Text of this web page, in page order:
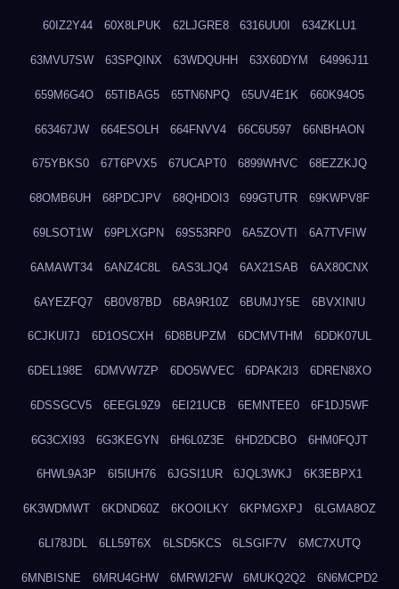
60IZ2Y44 60X8LPUK 62LJGRE8 6316UU0I 634ZKLU1
63MVU7SW 63SPQINX 63WDQUHH 63X60DYM 64996J11
659M6G4O 65TIBAG5 65TN6NPQ 65UV4E1K 660K94O5
663467JW 664ESOLH 664FNVV4 66C6U597 66NBHAON
675YBKS0 67T6PVX5 67UCAPT0 6899WHVC 68EZZKJQ
68OMB6UH 68PDCJPV 68QHDOI3 699GTUTR 69KWPV8F
69LSOT1W 69PLXGPN 69S53RP0 6A5ZOVTI 6A7TVFIW
6AMAWT34 6ANZ4C8L 6AS3LJQ4 6AX21SAB 6AX80CNX
6AYEZFQ7 6B0V87BD 6BA9R10Z 6BUMJY5E 6BVXINIU
6CJKUI7J 6D1OSCXH 6D8BUPZM 6DCMVTHM 6DDK07UL
6DEL198E 6DMVW7ZP 6DO5WVEC 6DPAK2I3 6DREN8XO
6DSSGCV5 6EEGL9Z9 6EI21UCB 6EMNTEE0 6F1DJ5WF
6G3CXI93 6G3KEGYN 6H6L0Z3E 6HD2DCBO 6HM0FQJT
6HWL9A3P 6I5IUH76 6JGSI1UR 6JQL3WKJ 6K3EBPX1
6K3WDMWT 6KDND60Z 6KOOILKY 6KPMGXPJ 6LGMA8OZ
6LI78JDL 6LL59T6X 6LSD5KCS 6LSGIF7V 6MC7XUTQ
6MNBISNE 6MRU4GHW 6MRWI2FW 6MUKQ2Q2 6N6MCPD2